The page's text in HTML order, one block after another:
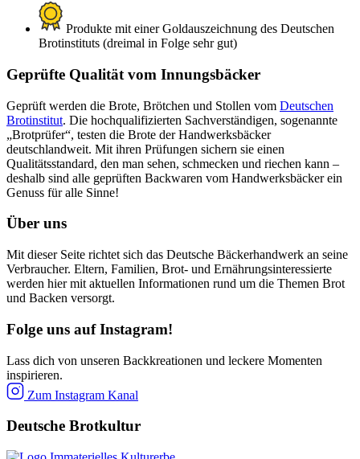
Produkte mit einer Goldauszeichnung des Deutschen
Brotinstituts (dreimal in Folge sehr gut)
Geprüfte Qualität vom Innungsbäcker
Geprüft werden die Brote, Brötchen und Stollen vom Deutschen
Brotinstitut. Die hochqualifizierten Sachverständigen, sogenannte
„Brotprüfer“, testen die Brote der Handwerksbäcker
deutschlandweit. Mit ihren Prüfungen sichern sie einen
Qualitätsstandard, den man sehen, schmecken und riechen kann –
deshalb sind alle geprüften Backwaren vom Handwerksbäcker ein
Genuss für alle Sinne!
Über uns
Mit dieser Seite richtet sich das Deutsche Bäckerhandwerk an seine
Verbraucher. Eltern, Familien, Brot- und Ernährungsinteressierte
werden hier mit aktuellen Informationen rund um die Themen Brot
und Backen versorgt.
Folge uns auf Instagram!
Lass dich von unseren Backkreationen und leckere Momenten
inspirieren.
Zum Instagram Kanal
Deutsche Brotkultur